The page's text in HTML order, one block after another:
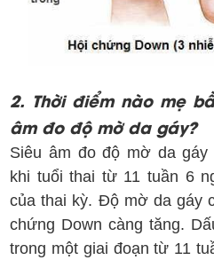
2. Thời điểm nào mẹ
âm đo độ mờ da gáy?
Siêu âm đo độ mờ da
khi tuổi thai từ 11 tuần 6
của thai kỳ. Độ mờ da gáy
chứng Down càng tăng.
trong một giai đoạn từ 11